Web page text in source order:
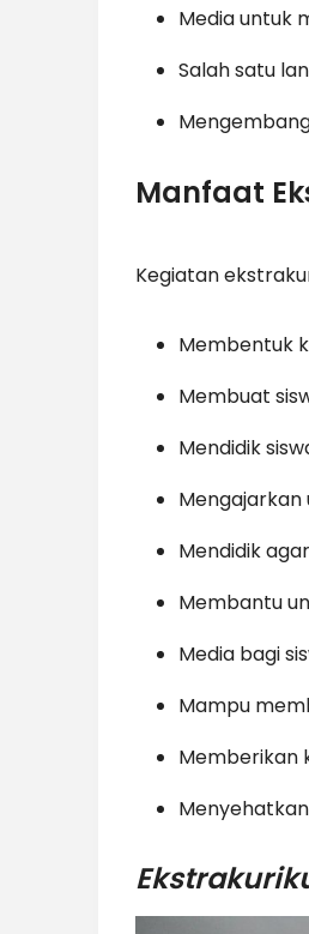
Media untuk
Salah satu
Manfaat
Kegiatan
Membentuk
Membuat
Mendidik
Mendidik
Membantu
Media bagi
Mampu
Memberikan